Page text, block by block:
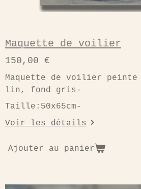
Maquette de voilier
150,00 €
Maquette de voilier peinte
lin, fond gris-
Taille:50x65cm-
Voir les détails
Ajouter au panier